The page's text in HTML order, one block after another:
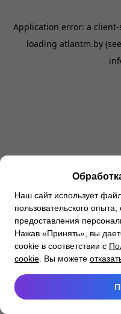
Application error: a client-
loading atlantm.by
Наш сайт использует
пользовательского опыта,
предоставления
Нажав «Принять», вы
cookie в соответствии с
cookie . Вы можете